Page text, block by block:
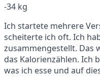
-34 kg
Ich startete mehrere
scheiterte ich oft. Ich
zusammengestellt. Das
das Kalorienzählen. Ich
was ich esse und auf